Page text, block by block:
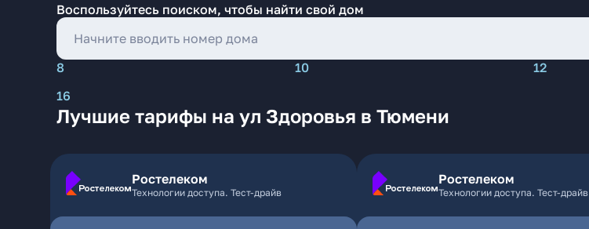
Воспользуйтесь поиском, чтобы найти свой дом
8 10 12
16
Лучшие тарифы на ул Здоровья в Тюмени
Ростелеком
Технологии доступа. Тест-драйв
Ростелеком
Технологии доступа. Тест-драйв